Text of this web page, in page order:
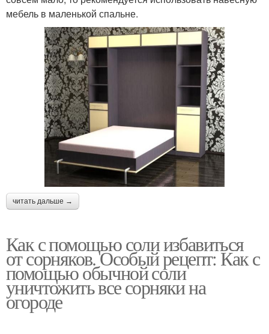
мебель в маленькой спальне.
читать дальше →
Как с помощью соли избавиться
от сорняков. Особый рецепт: Как с
помощью обычной соли
уничтожить все сорняки на
огороде